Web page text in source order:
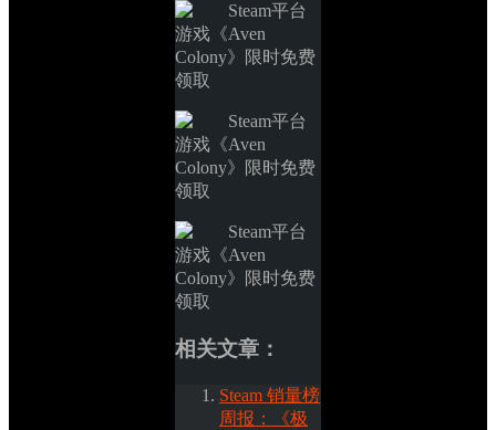
相关文章：
Steam 销量榜
周报：《极